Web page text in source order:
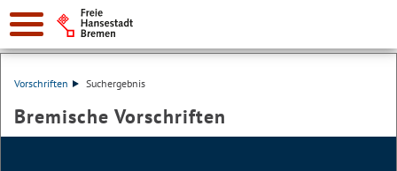
Vorschriften Suchergebnis
Bremische Vorschriften